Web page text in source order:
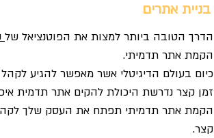
בניית אתרים
הדרך הטובה ביותר למצות את הפוטנציאל של
הקמת אתר תדמיתי.
כיום בעולם הדיגיטלי אשר מאפשר להגיע לקהל
זמן קצר נדרשת היכולת להקים אתר תדמית
הקמת אתר תדמיתי תפתח את העסק שלך לקהל
קצר.